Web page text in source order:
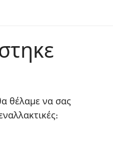
θέλαμε να σας